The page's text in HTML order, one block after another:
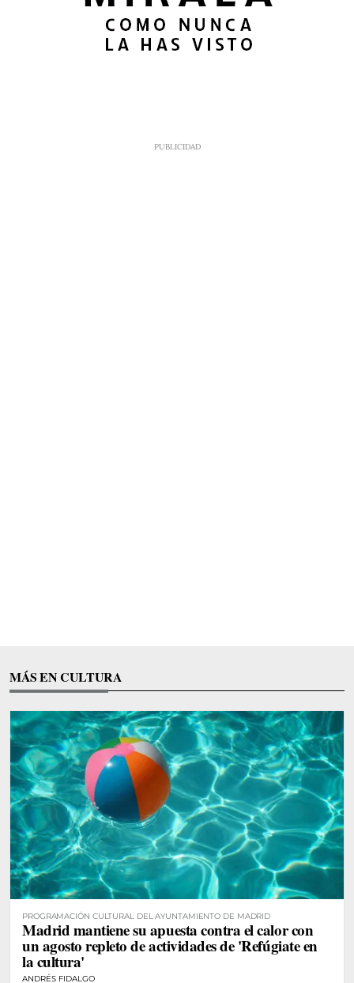
MÁS EN CULTURA
PROGRAMACIÓN CULTURAL DEL AYUNTAMIENTO DE MADRID
Madrid mantiene su apuesta contra el calor con
un agosto repleto de actividades de 'Refúgiate en
la cultura'
ANDRÉS FIDALGO